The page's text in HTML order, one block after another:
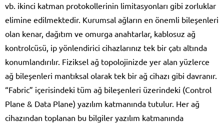
vb. ikinci katman protokollerinin limitasyonları gibi zorluklar
elimine edilmektedir. Kurumsal ağların en önemli bileşenleri
olan kenar, dağıtım ve omurga anahtarlar, kablosuz ağ
kontrolcüsü, ip yönlendirici cihazlarınız tek bir çatı altında
konumlandırılır. Fiziksel ağ topolojinizde yer alan yüzlerce
ağ bileşenleri mantıksal olarak tek bir ağ cihazı gibi davranır.
“Fabric” içerisindeki tüm ağ bileşenleri üzerindeki (Control
Plane & Data Plane) yazılım katmanında tutulur. Her ağ
cihazından toplanan bu bilgiler yazılım katmanında